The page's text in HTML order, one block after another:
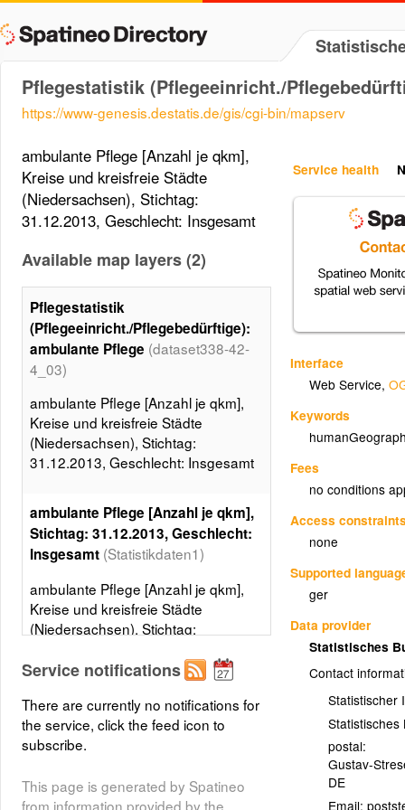
Pflegestatistik (Pflegeeinricht./
https://www-genesis.destatis.de/gis/cgi-bin/mapserv
Service health
Interface
Web Service,
Keywords
Fees
no conditions
Access
none
Supported
ger
Data provider
Statistisches
Contact
Statistischer
Statistisches
postal:
Gustav-
DE
Email:
ambulante Pflege [Anzahl je qkm],
Kreise und kreisfreie Städte
(Niedersachsen), Stichtag:
31.12.2013, Geschlecht: Insgesamt
Available map layers (2)
Pflegestatistik
(Pflegeeinricht./Pflegebedürftige):
ambulante Pflege (dataset338-42-
4_03)
ambulante Pflege [Anzahl je qkm],
Kreise und kreisfreie Städte
(Niedersachsen), Stichtag:
31.12.2013, Geschlecht: Insgesamt
ambulante Pflege [Anzahl je qkm],
Stichtag: 31.12.2013, Geschlecht:
Insgesamt (Statistikdaten1)
ambulante Pflege [Anzahl je qkm],
Kreise und kreisfreie Städte
(Niedersachsen), Stichtag:
Insgesamt, 5 Klassen, Gleiche
Layer metadata (xml)
Service notifications
There are currently no notifications for
the service, click the feed icon to
subscribe.
This page is generated by Spatineo
from information provided by the